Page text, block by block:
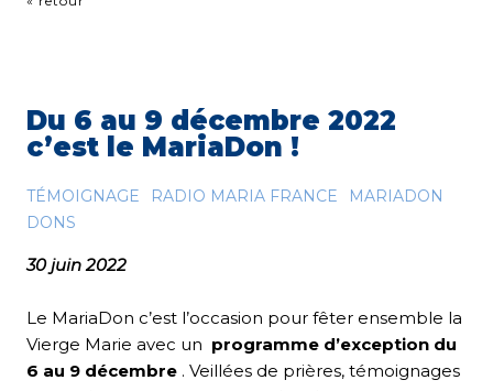
Du 6 au 9 décembre 2022
c’est le MariaDon !
TÉMOIGNAGE RADIO MARIA FRANCE
MARIADON
DONS
30 juin 2022
Le MariaDon c’est l’occasion pour fêter ensemble la
Vierge Marie avec un programme d’exception du
6 au 9 décembre . Veillées de prières, témoignages